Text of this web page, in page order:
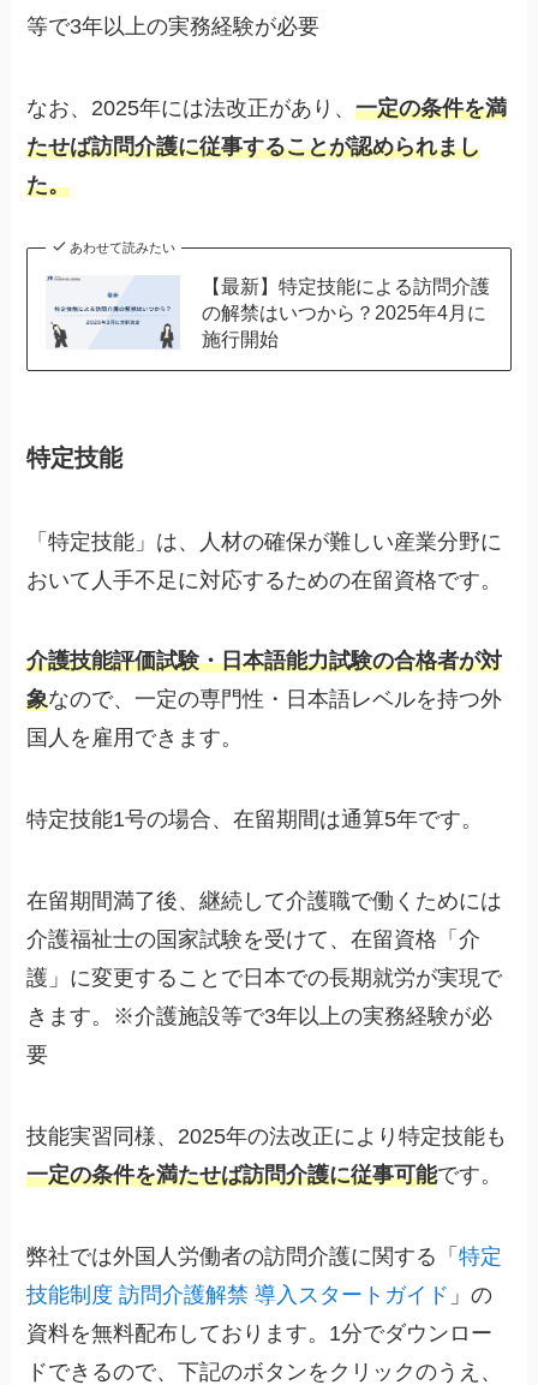
等で3年以上の実務経験が必要
なお、2025年には法改正があり、一定の条件を満
たせば訪問介護に従事することが認められまし
た。
あわせて読みたい
【最新】特定技能による訪問介護
の解禁はいつから？2025年4月に
施行開始
特定技能
「特定技能」は、人材の確保が難しい産業分野に
おいて人手不足に対応するための在留資格です。
介護技能評価試験・日本語能力試験の合格者が対
象なので、一定の専門性・日本語レベルを持つ外
国人を雇用できます。
特定技能1号の場合、在留期間は通算5年です。
在留期間満了後、継続して介護職で働くためには
介護福祉士の国家試験を受けて、在留資格「介
護」に変更することで日本での長期就労が実現で
きます。※介護施設等で3年以上の実務経験が必
要
技能実習同様、2025年の法改正により特定技能も
一定の条件を満たせば訪問介護に従事可能です。
弊社では外国人労働者の訪問介護に関する「特定
技能制度 訪問介護解禁 導入スタートガイド 」の
資料を無料配布しております。1分でダウンロー
ドできるので、下記のボタンをクリックのうえ、